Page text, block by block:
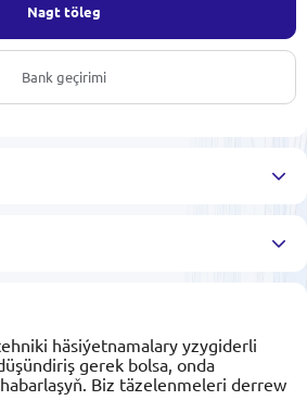
Nagt töleg
Bank geçirimi
häsiýetnamalary yzygiderli
gerek bolsa, onda
Biz täzelenmeleri derrew